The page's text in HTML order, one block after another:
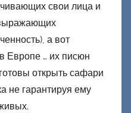
свои лица и
а вот
Европе … их писюн
открыть сафари
не гарантируя ему